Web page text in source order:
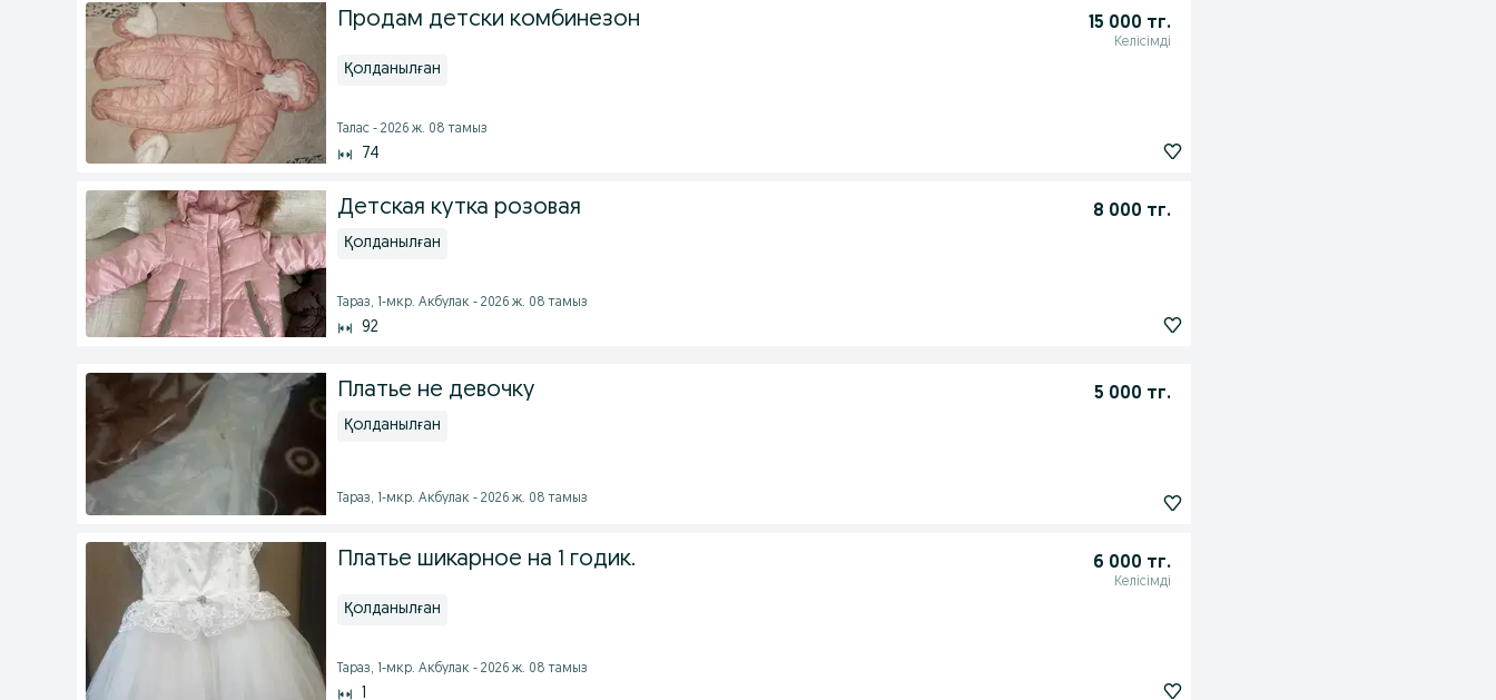
Продам детски комбинезон 15 000 тг.
Келісімді
Қолданылған
Талас - 2026 ж. 08 тамыз
74
Детская кутка розовая 8 000 тг.
Қолданылған
Тараз, 1-мкр. Акбулак - 2026 ж. 08 тамыз
92
Платье не девочку 5 000 тг.
Қолданылған
Тараз, 1-мкр. Акбулак - 2026 ж. 08 тамыз
Платье шикарное на 1 годик. 6 000 тг.
Келісімді
Қолданылған
Тараз, 1-мкр. Акбулак - 2026 ж. 08 тамыз
1